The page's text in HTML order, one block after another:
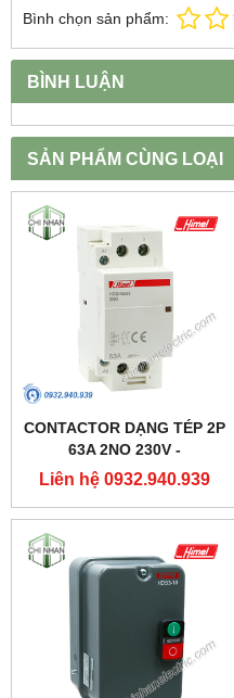
Bình chọn sản phẩm:
BÌNH LUẬN
SẢN PHẨM CÙNG LOẠI
CONTACTOR DẠNG TÉP 2P
63A 2NO 230V -
HDCH8S63220 - HIMEL
Liên hệ 0932.940.939